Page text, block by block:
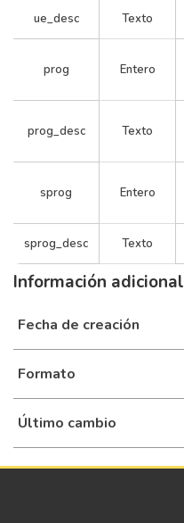
ue_desc Texto
prog Entero
prog_desc Texto
sprog Entero
sprog_desc Texto
Información adicional
Fecha de creación
Formato
Último cambio